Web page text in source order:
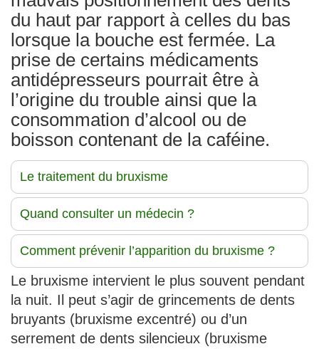
du haut par rapport à celles du bas
lorsque la bouche est fermée. La
prise de certains médicaments
antidépresseurs pourrait être à
l’origine du trouble ainsi que la
consommation d’alcool ou de
boisson contenant de la caféine.
Le traitement du bruxisme
Quand consulter un médecin ?
Comment prévenir l’apparition du bruxisme ?
Le bruxisme intervient le plus souvent pendant
la nuit. Il peut s’agir de grincements de dents
bruyants (bruxisme excentré) ou d’un
serrement de dents silencieux (bruxisme